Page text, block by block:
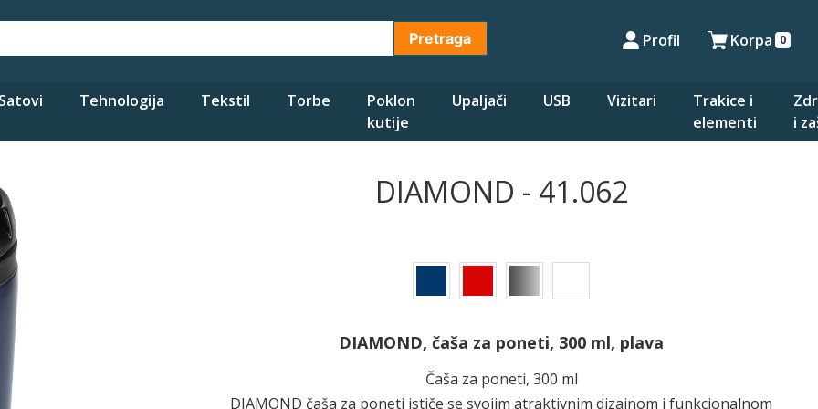
Pretraga Profil Korpa 0
Satovi Tehnologija Tekstil Torbe
Poklon
kutije
Upaljači USB Vizitari
Trakice i
elementi
i
DIAMOND - 41.062
DIAMOND, čaša za poneti, 300 ml, plava
Čaša za poneti, 300 ml
DIAMOND čaša za poneti ističe se svojim atraktivnim dizajnom i funkcionalnom